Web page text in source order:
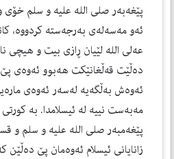
پێغەبەر صلی الله علیه و سلم خۆی
ئەو مەسەلەی بەرجەستە كردووە،
عەلی الله لێیان ڕازی بیت و هیچی
دەڵێت قەڵغانێكت هەبوو ئەوەی
ئەوەش بەڵگەیە لەسەر ئەوەی
مەبەست نییە لە ئیسلامدا. بە
پێغەمبەر صلی الله علیه و سلم و
زانایانی ئیسلام ئەوەمان پێ